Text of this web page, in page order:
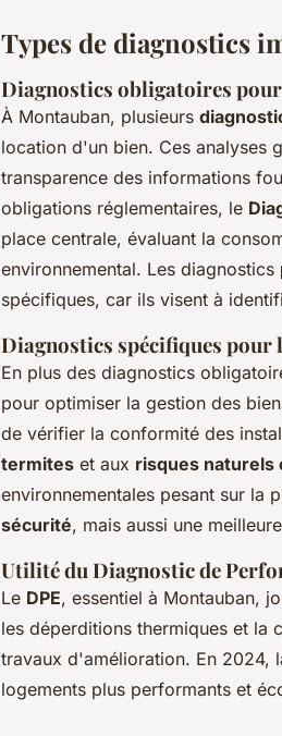
Types de diagnostics
Diagnostics obligatoires
À Montauban, plusieurs
location d'un bien. Ces analyses
transparence des informations
obligations réglementaires, le
place centrale, évaluant la
environnemental. Les diagnostics
spécifiques, car ils visent à
Diagnostics spécifiques
En plus des diagnostics
pour optimiser la gestion des
de vérifier la conformité des
termites et aux risques naturels
environnementales pesant sur la
sécurité, mais aussi une meilleure
Utilité du Diagnostic de
Le DPE, essentiel à Montauban,
les déperditions thermiques et la
travaux d'amélioration. En 2024,
logements plus performants et